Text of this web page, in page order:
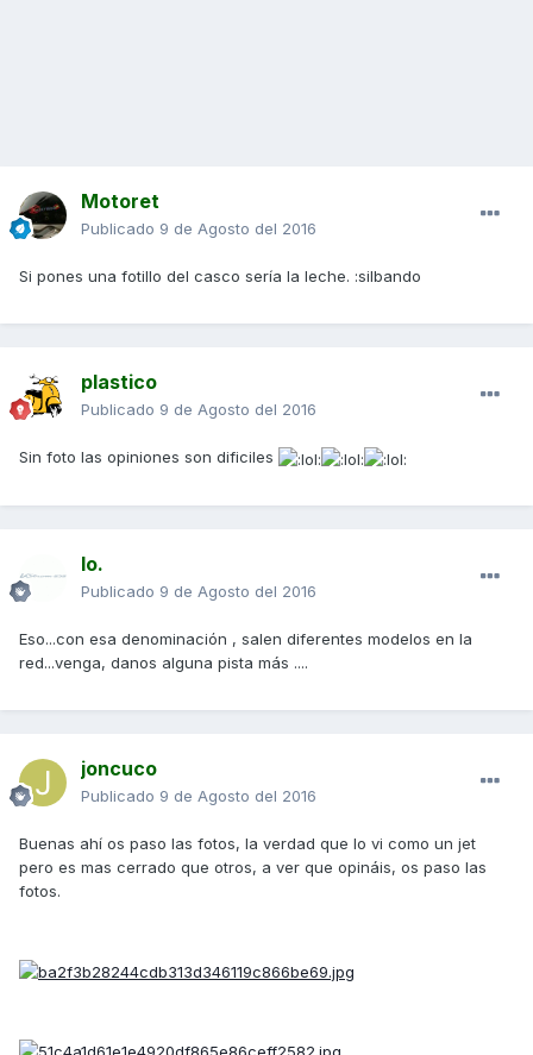
Motoret
Publicado 9 de Agosto del 2016
Si pones una fotillo del casco sería la leche. :silbando
plastico
Publicado 9 de Agosto del 2016
Sin foto las opiniones son dificiles
Io.
Publicado 9 de Agosto del 2016
Eso...con esa denominación , salen diferentes modelos en la
red...venga, danos alguna pista más ....
joncuco
Publicado 9 de Agosto del 2016
Buenas ahí os paso las fotos, la verdad que lo vi como un jet
pero es mas cerrado que otros, a ver que opináis, os paso las
fotos.